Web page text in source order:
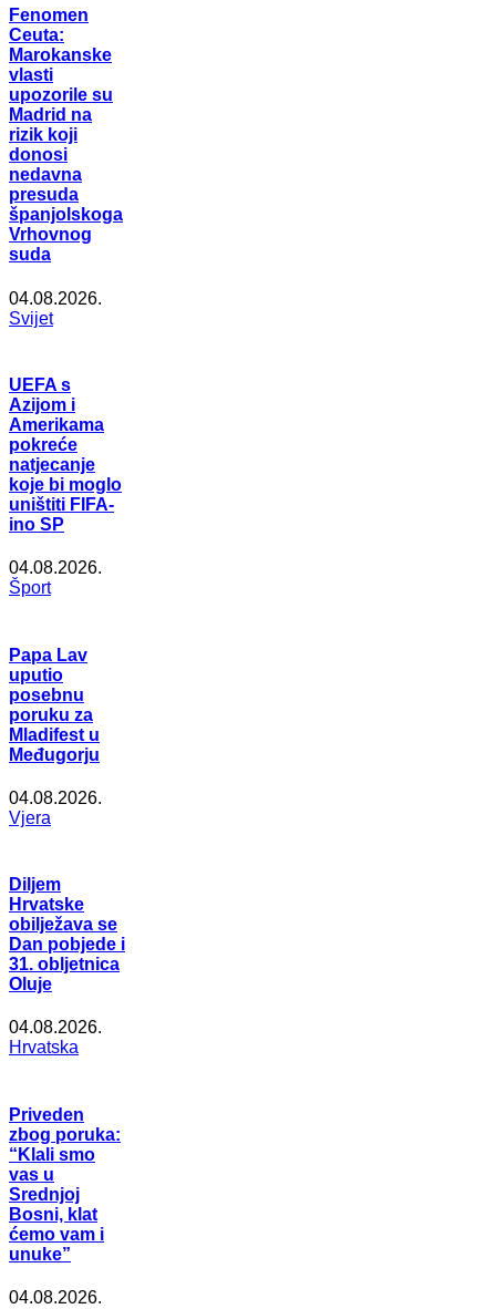
Fenomen
Ceuta:
Marokanske
vlasti
upozorile su
Madrid na
rizik koji
donosi
nedavna
presuda
španjolskoga
Vrhovnog
suda
04.08.2026.
Svijet
UEFA s
Azijom i
Amerikama
pokreće
natjecanje
koje bi moglo
uništiti FIFA-
ino SP
04.08.2026.
Šport
Papa Lav
uputio
posebnu
poruku za
Mladifest u
Međugorju
04.08.2026.
Vjera
Diljem
Hrvatske
obilježava se
Dan pobjede i
31. obljetnica
Oluje
04.08.2026.
Hrvatska
Priveden
zbog poruka:
“Klali smo
vas u
Srednjoj
Bosni, klat
ćemo vam i
unuke”
04.08.2026.